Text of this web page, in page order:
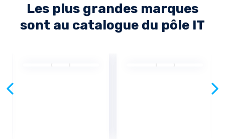
Les plus grandes marques
sont au catalogue du pôle IT